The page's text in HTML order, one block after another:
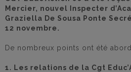
Mercier, nouvel Inspecter
Graziella De Sousa Ponte
12 novembre.
De nombreux points ont été
1. Les relations de la Cgt